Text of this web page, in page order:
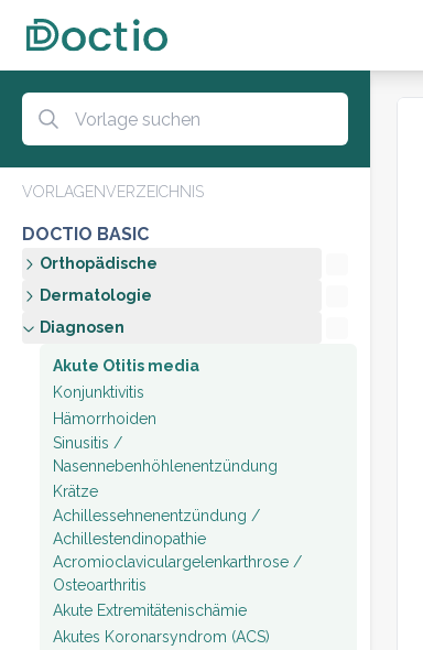
VORLAGENVERZEICHNIS
DOCTIO BASIC
Orthopädische
Dermatologie
Diagnosen
Akute Otitis media
Konjunktivitis
Hämorrhoiden
Sinusitis /
Nasennebenhöhlenentzündung
Krätze
Achillessehnenentzündung /
Achillestendinopathie
Acromioclaviculargelenkarthrose /
Osteoarthritis
Akute Extremitätenischämie
Akutes Koronarsyndrom (ACS)